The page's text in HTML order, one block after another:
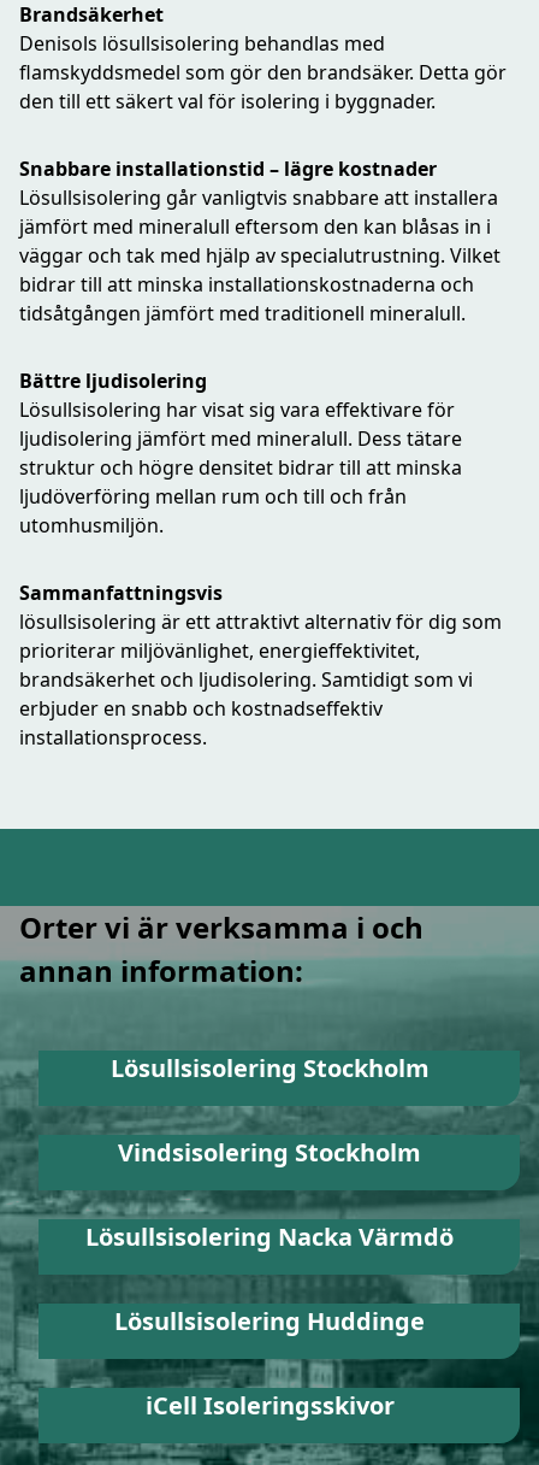
Brandsäkerhet
Denisols lösullsisolering behandlas med
flamskyddsmedel som gör den brandsäker. Detta gör
den till ett säkert val för isolering i byggnader.
Snabbare installationstid – lägre kostnader
Lösullsisolering går vanligtvis snabbare att installera
jämfört med mineralull eftersom den kan blåsas in i
väggar och tak med hjälp av specialutrustning. Vilket
bidrar till att minska installationskostnaderna och
tidsåtgången jämfört med traditionell mineralull.
Bättre ljudisolering
Lösullsisolering har visat sig vara effektivare för
ljudisolering jämfört med mineralull. Dess tätare
struktur och högre densitet bidrar till att minska
ljudöverföring mellan rum och till och från
utomhusmiljön.
Sammanfattningsvis
lösullsisolering är ett attraktivt alternativ för dig som
prioriterar miljövänlighet, energieffektivitet,
brandsäkerhet och ljudisolering. Samtidigt som vi
erbjuder en snabb och kostnadseffektiv
installationsprocess.
Orter vi är verksamma i och
annan information:
Lösullsisolering Stockholm
Vindsisolering Stockholm
Lösullsisolering Nacka Värmdö
Lösullsisolering Huddinge
iCell Isoleringsskivor